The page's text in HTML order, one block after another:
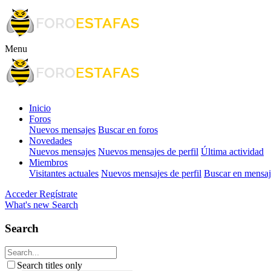
Menu
Inicio
Foros
Nuevos mensajes Buscar en foros
Novedades
Nuevos mensajes Nuevos mensajes de perfil Última actividad
Miembros
Visitantes actuales Nuevos mensajes de perfil Buscar en
Acceder Regístrate
What's new Search
Search
Search titles only